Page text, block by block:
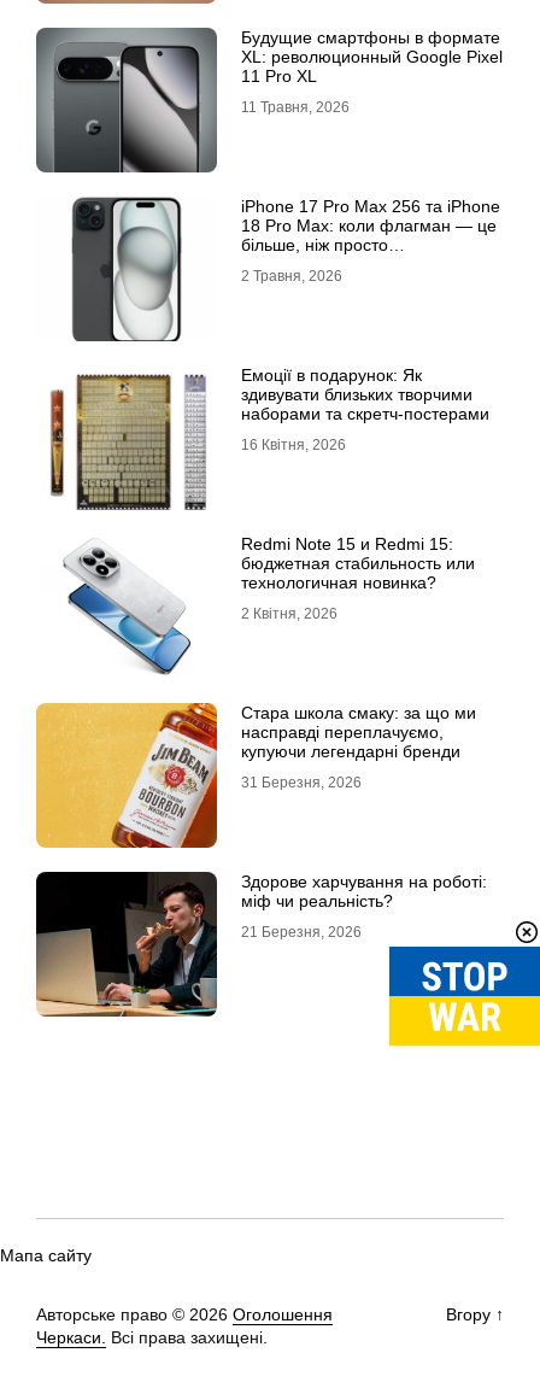
Будущие смартфоны в формате
XL: революционный Google Pixel
11 Pro XL
11 Травня, 2026
iРhone 17 Рro Мax 256 та iРhone
18 Рro Мax: коли флагман — це
більше, ніж просто
2 Травня, 2026
Емоції в подарунок: Як
здивувати близьких творчими
наборами та скретч-постерами
16 Квітня, 2026
Redmi Note 15 и Redmi 15:
бюджетная стабильность или
технологичная новинка?
2 Квітня, 2026
Стара школа смаку: за що ми
насправді переплачуємо,
купуючи легендарні бренди
31 Березня, 2026
Здорове харчування на роботі:
міф чи реальність?
21 Березня, 2026
Мапа сайту
Авторське право © 2026 Оголошення
Черкаси. Всі права захищені.
Вгору ↑